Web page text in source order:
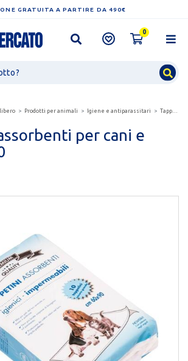
GRATUITA A PARTIRE DA 490€
0
Prodotti per animali Igiene e antiparassitari Tappetini assorbenti per cani e gatti 60x90
per cani e